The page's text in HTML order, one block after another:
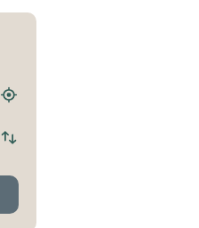
Hitta
hållplats
Byt
och